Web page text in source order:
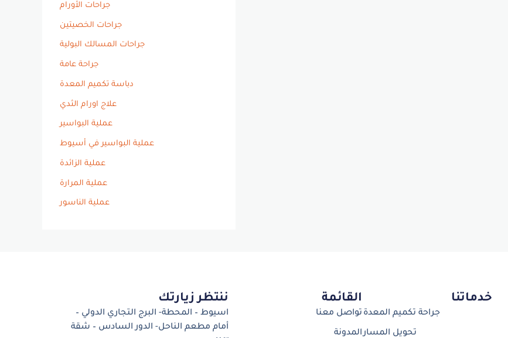
جراحات الأورام
جراحات الخصيتين
جراحات المسالك البولية
جراحة عامة
دباسة تكميم المعدة
علاج اورام الثدي
عملية البواسير
عملية البواسير في أسيوط
عملية الزائدة
عملية المرارة
عملية الناسور
ننتظر زيارتك
اسيوط – المحطة- البرج التجاري الدولي –
أمام مطعم الناحل- الدور السادس – شقة
القائمة
تواصل معنا
المدونة
خدماتنا
جراحة تكميم المعدة
تحويل المسار